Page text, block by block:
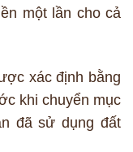
một lần cho cả
xác định bằng
khi chuyển mục
đã sử dụng đất